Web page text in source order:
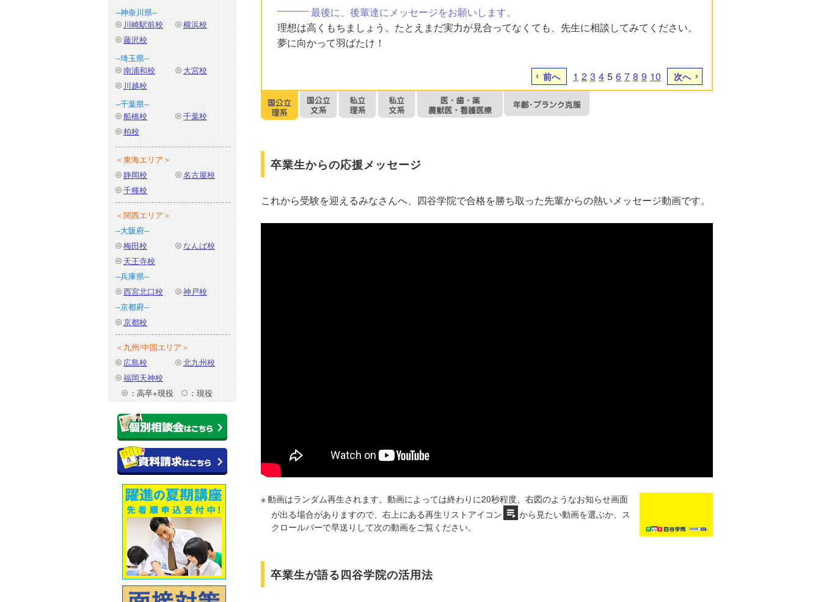
--神奈川県--
川崎駅前校
横浜校
藤沢校
--埼玉県--
南浦和校
大宮校
川越校
--千葉県--
船橋校
千葉校
柏校
＜東海エリア＞
静岡校
名古屋校
千種校
＜関西エリア＞
--大阪府--
梅田校
なんば校
天王寺校
--兵庫県--
西宮北口校
神戸校
--京都府--
京都校
＜九州/中国エリア＞
広島校
北九州校
福岡天神校
：高卒+現役
：現役
最後に、後輩達にメッセージをお願いします。
理想は高くもちましょう。たとえまだ実力が見合ってなくても、先生に相談してみてください。
夢に向かって羽ばたけ！
前へ 1 2 3 4 5 6 7 8 9 10 次へ
卒業生からの応援メッセージ
これから受験を迎えるみなさんへ、四谷学院で合格を勝ち取った先輩からの熱いメッセージ動画です。
動画はランダム再生されます。動画によっては終わりに20秒程度、右図のようなお知らせ画面
が出る場合がありますので、右上にある再生リストアイコン
から見たい動画を選ぶか、ス
クロールバーで早送りして次の動画をご覧ください。
卒業生が語る四谷学院の活用法